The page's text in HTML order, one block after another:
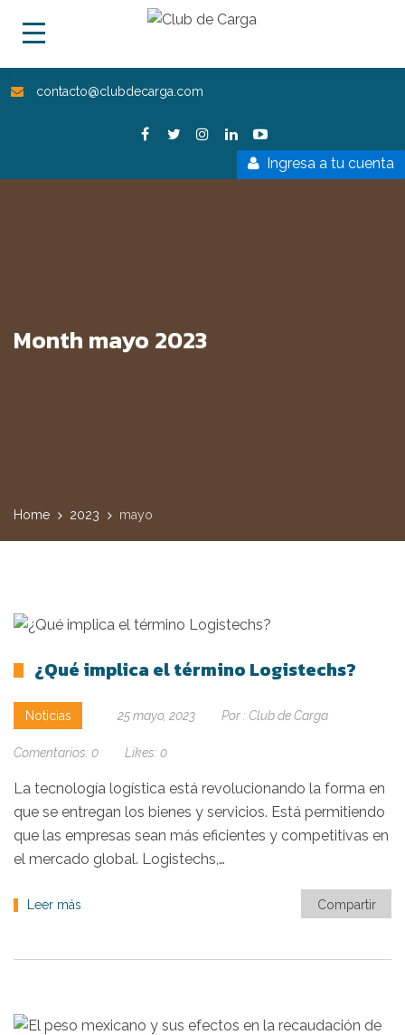
contacto@clubdecarga.com
Ingresa a tu cuenta
Month mayo 2023
Home 2023 mayo
¿Qué implica el término Logistechs?
Noticias 25 mayo, 2023 Por : Club de Carga
Comentarios: 0 Likes: 0
La tecnología logística está revolucionando la forma en
que se entregan los bienes y servicios. Está permitiendo
que las empresas sean más eficientes y competitivas en
el mercado global. Logistechs,…
Leer más Compartir